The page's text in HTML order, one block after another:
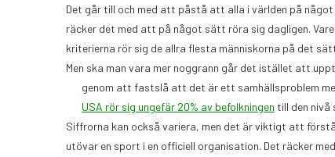
Det går till och med att påstå att alla i världen på
räcker det med att på något sätt röra sig dagligen.
kriterierna rör sig de allra flesta människorna på det
Men ska man vara mer noggrann går det istället att
genom att fastslå att det är ett samhällsproblem
USA rör sig ungefär 20% av befolkningen till den nivå
Siffrorna kan också variera, men det är viktigt att
utövar en sport i en officiell organisation. Det räcker